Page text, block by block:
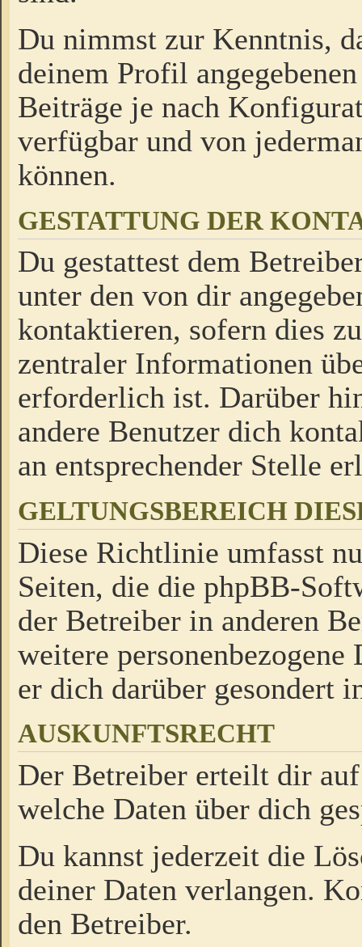
Du nimmst zur Kenntnis,
deinem Profil
Beiträge je nach
verfügbar und von
können.
GESTATTUNG DER
Du gestattest dem
unter den von dir
kontaktieren, sofern dies
zentraler Informationen
erforderlich ist. Darüber
andere Benutzer dich
an entsprechender Stelle
GELTUNGSBEREICH
Diese Richtlinie umfasst
Seiten, die die phpBB-
der Betreiber in anderen
weitere
er dich darüber gesondert
AUSKUNFTSRECHT
Der Betreiber erteilt dir
welche Daten über dich
Du kannst jederzeit die
deiner Daten verlangen.
den Betreiber.